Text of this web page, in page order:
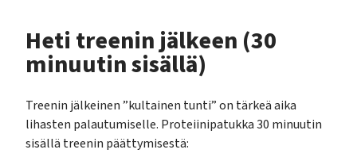
Heti treenin jälkeen (30
minuutin sisällä)
Treenin jälkeinen ”kultainen tunti” on tärkeä aika
lihasten palautumiselle. Proteiinipatukka 30 minuutin
sisällä treenin päättymisestä: